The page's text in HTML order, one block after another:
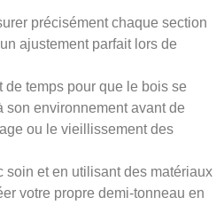
précisément chaque section
ajustement parfait lors de
de temps pour que le bois se
son environnement avant de
ou le vieillissement des
soin et en utilisant des matériaux
votre propre demi-tonneau en